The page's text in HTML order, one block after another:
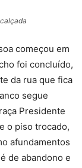
começou em
foi concluído,
da rua que fica
segue
Presidente
o piso trocado,
afundamentos
de abandono e